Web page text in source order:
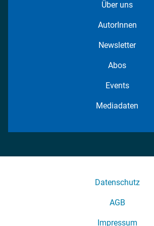
Über uns
AutorInnen
Newsletter
Abos
Events
Mediadaten
Datenschutz
AGB
Impressum